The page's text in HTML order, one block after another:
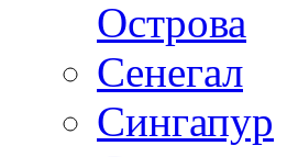
Острова
Сенегал
Сингапур